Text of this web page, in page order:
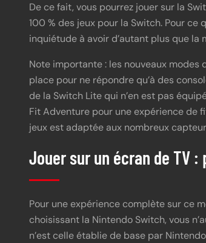
De ce fait, vous pourrez jouer sur la
100 % des jeux pour la Switch. Pour
inquiétude à avoir d’autant plus que
Note importante : les nouveaux
place pour ne répondre qu’à des
de la Switch Lite qui n’en est pas
Fit Adventure pour une expérience de
jeux est adaptée aux nombreux
Jouer sur un écran de TV
Pour une expérience complète sur ce
choisissant la Nintendo Switch, vous
n’est celle établie de base par